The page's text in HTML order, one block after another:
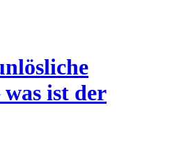
ist der